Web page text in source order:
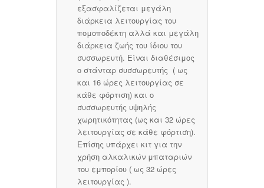
εξασφαλίζεται μεγάλη
διάρκεια λειτουργίας του
πομοποδέκτη αλλά και μεγάλη
διάρκεια ζωής του ίδιου του
συσσωρευτή. Είναι διαθέσιμος
ο στάνταρ συσσωρευτής ( ως
και 16 ώρες λειτουργίας σε
κάθε φόρτιση) και ο
συσσωρευτής υψηλής
χωρητικότητας (ως και 32 ώρες
λειτουργίας σε κάθε φόρτιση).
Επίσης υπάρχει κιτ για την
χρήση αλκαλικών μπαταριών
του εμπορίου ( ως 32 ώρες
λειτουργίας ).